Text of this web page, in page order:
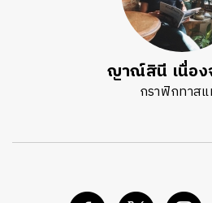
ญาณ์สินี เนื่อง
กราฟิกทาส